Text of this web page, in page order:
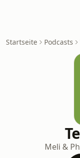
Startseite Podcasts
Meli &